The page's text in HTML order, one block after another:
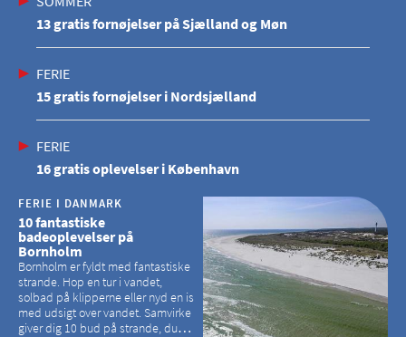
13 gratis fornøjelser på Sjælland og Møn
FERIE
15 gratis fornøjelser i Nordsjælland
FERIE
16 gratis oplevelser i København
FERIE I DANMARK
10 fantastiske
badeoplevelser på
Bornholm
Bornholm er fyldt med fantastiske
strande. Hop en tur i vandet,
solbad på klipperne eller nyd en is
med udsigt over vandet. Samvirke
giver dig 10 bud på strande, du